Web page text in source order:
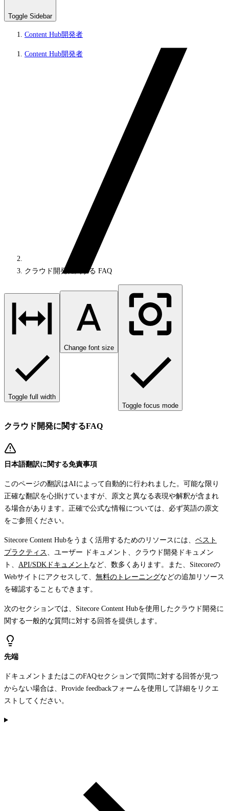
Toggle Sidebar
Content Hub開発者
Content Hub開発者
クラウド開発に関する FAQ
Toggle full width
Change font size
Toggle focus mode
クラウド開発に関するFAQ
日本語翻訳に関する免責事項
このページの翻訳はAIによって自動的に行われました。可能な限り
正確な翻訳を心掛けていますが、原文と異なる表現や解釈が含まれ
る場合があります。正確で公式な情報については、必ず英語の原文
をご参照ください。
Sitecore Content Hubをうまく活用するためのリソースには、 ベスト
プラクティス
、ユーザー ドキュメント、クラウド開発ドキュメン
ト、 API/SDKドキュメント など、数多くあります。また、Sitecoreの
Webサイトにアクセスして、 無料のトレーニングなどの追加リソース
を確認することもできます。
次のセクションでは、Sitecore Content Hubを使用したクラウド開発に
関する一般的な質問に対する回答を提供します。
先端
ドキュメントまたはこのFAQセクションで質問に対する回答が見つ
からない場合は、 Provide feedbackフォームを使用して詳細をリクエ
ストしてください。